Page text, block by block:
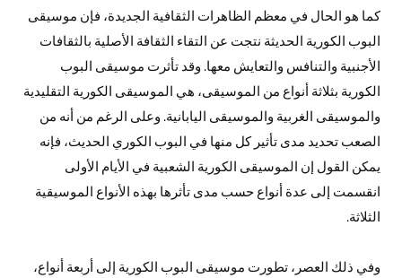
كما هو الحال في معظم الظاهرات الثقافية الجديدة، فإن موسيقى
البوب الكورية الحديثة نتجت عن التقاء الثقافة الأصلية بالثقافات
الأجنبية والتنافس والتعايش معها. وقد تأثرت موسيقى البوب
الكورية بثلاثة أنواع من الموسيقى، هي الموسيقى الكورية التقليدية
والموسيقى الغربية والموسيقى اليابانية. وعلى الرغم من أنه من
الصعب تحديد مدى تأثير كل منها في البوب الكوري الحديث، فإنه
يمكن القول إن الموسيقى الكورية الشعبية في الأيام الأولى
انقسمت إلى عدة أنواع حسب مدى تأثرها بهذه الأنواع الموسيقية
الثلاثة.
وفي ذلك العصر، تطورت موسيقى البوب الكورية إلى أربعة أنواع،